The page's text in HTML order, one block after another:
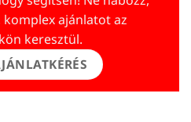
ajánlatot az
keresztül.